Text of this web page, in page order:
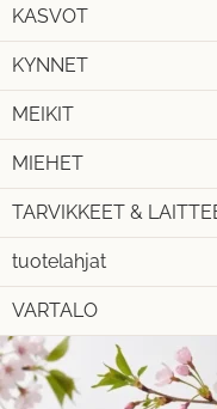
KASVOT
KYNNET
MEIKIT
MIEHET
TARVIKKEET &
tuotelahjat
VARTALO